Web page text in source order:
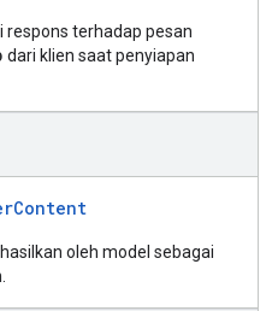
respons terhadap pesan
dari klien saat penyiapan
oleh model sebagai